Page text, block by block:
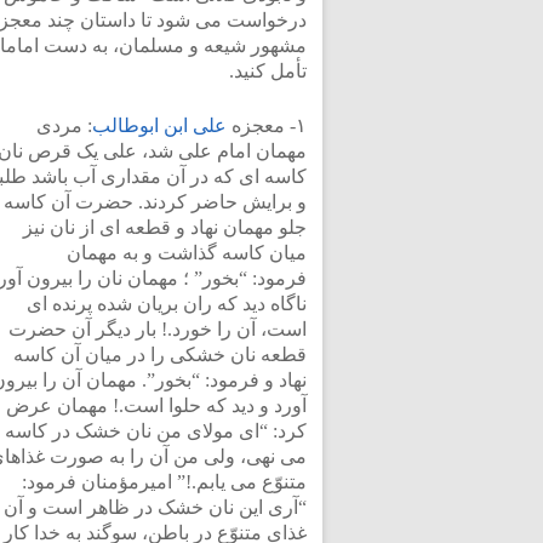
درخواست می شود تا داستان چند معجزه
مشهور شیعه و مسلمان، به دست
تأمل کنید.
۱- معجزه علی ابن ابوطالب: مردی
مهمان امام علی شد، علی یک قرص
کاسه ای که در آن مقداری آب باشد
و برایش حاضر کردند. حضرت آن کاسه
جلو مهمان نهاد و قطعه ای از نان نیز
میان کاسه گذاشت و به مهمان
فرمود: “بخور” ؛ مهمان نان را بیرون
ناگاه دید که ران بریان شده پرنده ای
است، آن را خورد.! بار دیگر آن حضرت
قطعه نان خشکی را در میان آن کاسه
نهاد و فرمود: “بخور”. مهمان آن را
آورد و دید که حلوا است.! مهمان عرض
کرد: “ای مولای من نان خشک در کاسه
می نهی، ولی من آن را به صورت
متنوّع می یابم.!” امیرمؤمنان فرمود:
“آری این نان خشک در ظاهر است و آن
غذای متنوّع در باطن، سوگند به خدا کار